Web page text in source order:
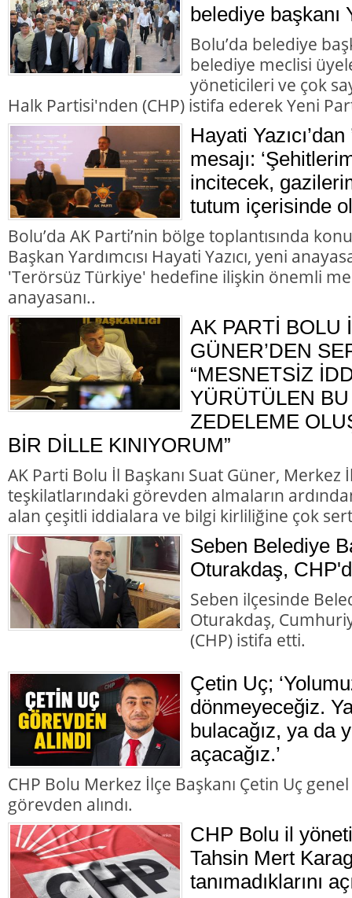
belediye başkanı
Bolu’da belediye
belediye meclisi
yöneticileri ve çok
Halk Partisi'nden (CHP) istifa ederek Yeni
Hayati
mesajı:
incitecek,
tutum içerisinde
Bolu’da AK Parti’nin bölge toplantısında
Başkan Yardımcısı Hayati Yazıcı, yeni
'Terörsüz Türkiye' hedefine ilişkin önemli
anayasanı..
AK PARTİ BOLU
GÜNER’DEN
“MESNETSİZ
YÜRÜTÜLEN
ZEDELEME
BİR DİLLE KINIYORUM”
AK Parti Bolu İl Başkanı Suat Güner,
teşkilatlarındaki görevden almaların
alan çeşitli iddialara ve bilgi kirliliğine çok
Seben Belediye
Oturakdaş,
Seben ilçesinde
Oturakdaş,
(CHP) istifa etti.
Çetin Uç;
dönmeyeceğiz.
bulacağız, ya da
açacağız.’
CHP Bolu Merkez İlçe Başkanı Çetin Uç
görevden alındı.
CHP Bolu il
Tahsin Mert
tanımadıklarını